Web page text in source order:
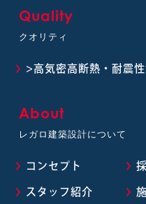
Quality
クオリティ
>高気密高断熱・耐震
About
レガロ建築設計について
コンセプト
スタッフ紹介